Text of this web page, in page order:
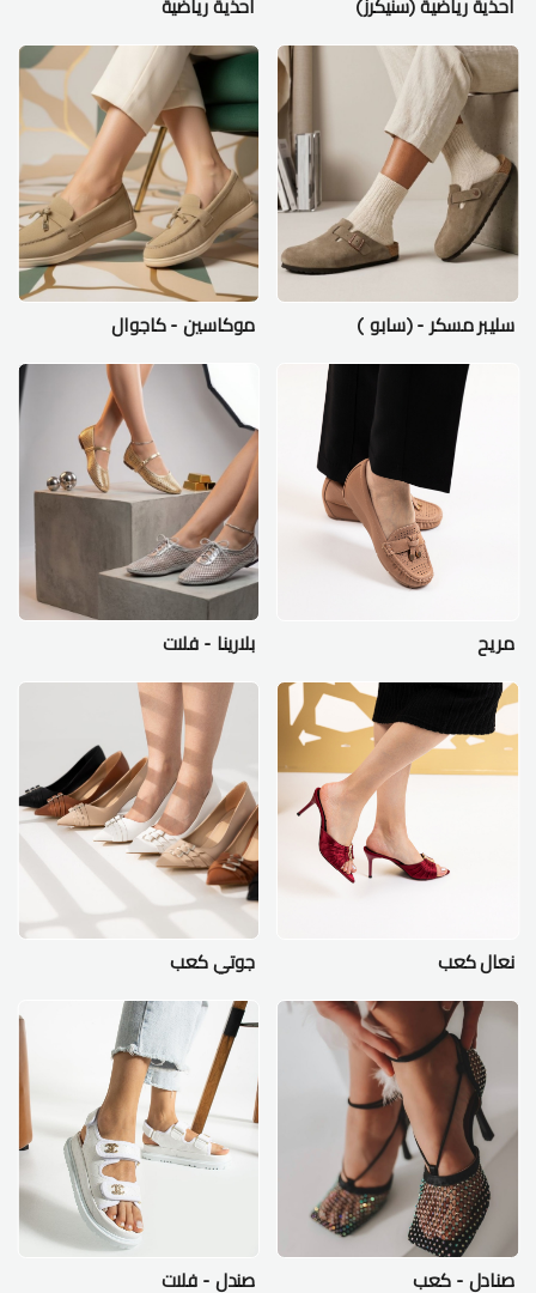
احذية رياضية (سنيكرز) احذية رياضية
سليبر مسكر - (سابو ) موكاسين - كاجوال
مريح بلارينا - فلات
نعال كعب جوتي كعب
صنادل - كعب صندل - فلات